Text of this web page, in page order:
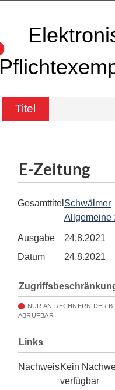
Titel
E-Zeitung
Gesamttitel Schwälmer
Allgemeine
Ausgabe
24.8.2021
Datum
24.8.2021
NUR AN RECHNERN DER
ABRUFBAR
Links
NachweisKein
verfügbar